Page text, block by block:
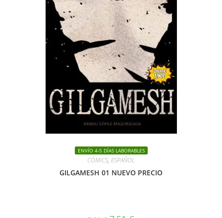
ENVÍO 4-5 DÍAS LABORABLES
CÓMICS, ESPAÑOL
GILGAMESH 01 NUEVO PRECIO